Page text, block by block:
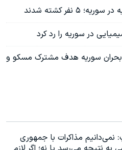
نفر کشته شدند
در سوریه را رد کرد
بحران سوریه هدف مشترک مسکو و
نمی‌دانیم مذاکرات با جمهوری